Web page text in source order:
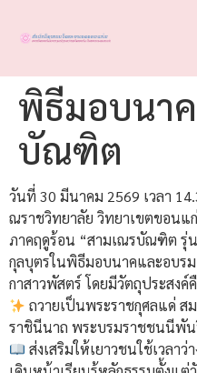
พิธีมอบนา
บัณฑิต
วันที่ 30 มีนาคม 2569 เวลา
ณราชวิทยาลัย วิทยาเขตขอนแ
ภาคฤดูร้อน “สามเณรบัณฑิต รุ่
กุลบุตรในพิธีมอบนาคและอบร
กาสาวพัสตร์ โดยมีวัตถุประสงค์
ถวายเป็นพระราชกุศลแด่ ส
ราชินีนาถ พระบรมราชชนนีพั
ส่งเสริมให้เยาวชนใช้เวลา